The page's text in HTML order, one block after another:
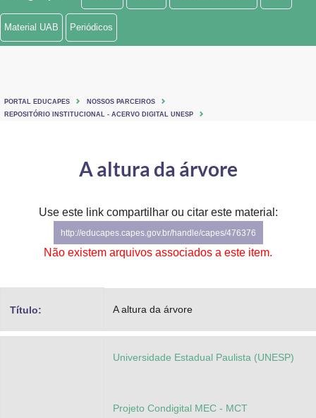
Ministério de Minas e Energia
Ministério do Turismo
Controladoria-Geral da União
Advocacia-Geral da União
Material UAB Periódicos
PORTAL EDUCAPES
NOSSOS PARCEIROS
REPOSITÓRIO INSTITUCIONAL - ACERVO DIGITAL UNESP
A altura da árvore
Use este link compartilhar ou citar este material:
http://educapes.capes.gov.br/handle/capes/476376
Não existem arquivos associados a este item.
Título: A altura da árvore
Universidade Estadual Paulista (UNESP)
Projeto Condigital MEC - MCT